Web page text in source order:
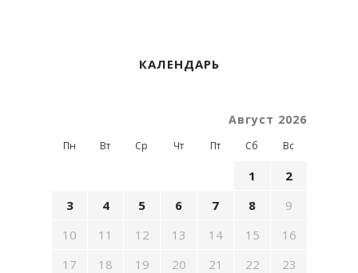
КАЛЕНДАРЬ
Август 2026
Пн Вт Ср Чт Пт Сб Вс
1
2
3
4 5 6 7 8
9
10
11 12 13 14 15
16
17
18 19 20 21 22
23